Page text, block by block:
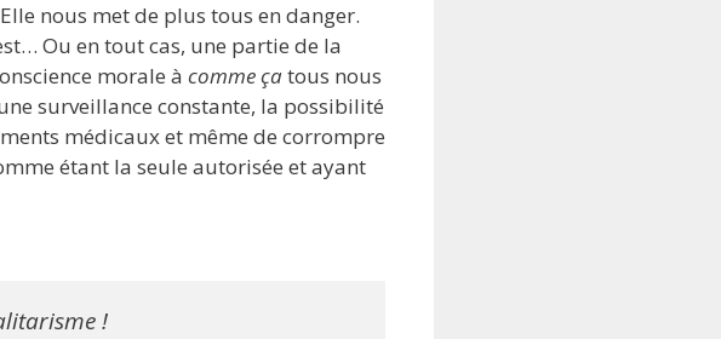
nous met de plus tous en danger.
Ou en tout cas, une partie de la
morale à comme çatous nous
surveillance constante, la possibilité
médicaux et même de corrompre
étant la seule autorisée et ayant
!